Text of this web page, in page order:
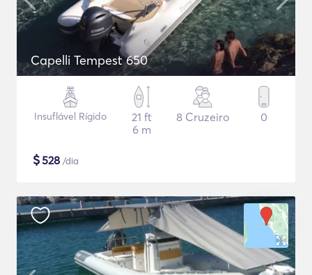
Capelli Tempest 650
Insuflável Rígido
21 ft
6 m
8 Cruzeiro 0
$528 /dia